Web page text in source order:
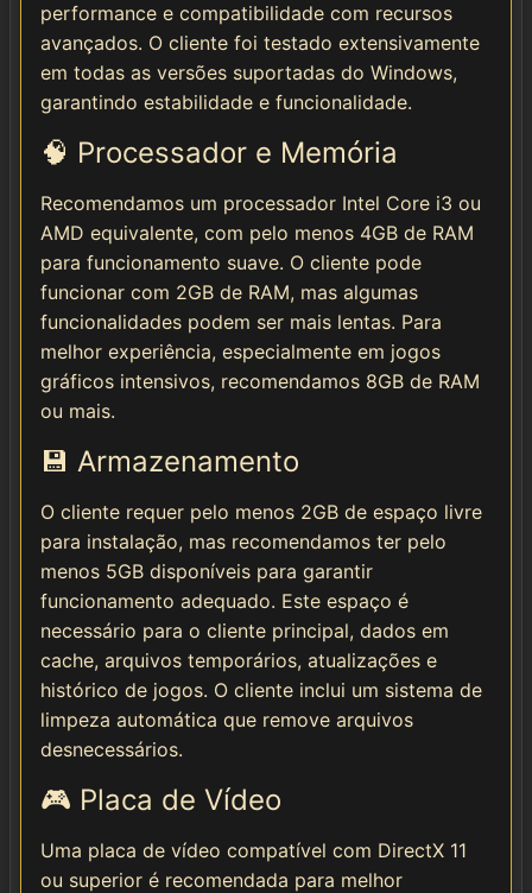
performance e compatibilidade com recursos
avançados. O cliente foi testado extensivamente
em todas as versões suportadas do Windows,
garantindo estabilidade e funcionalidade.
🧠 Processador e Memória
Recomendamos um processador Intel Core i3 ou
AMD equivalente, com pelo menos 4GB de RAM
para funcionamento suave. O cliente pode
funcionar com 2GB de RAM, mas algumas
funcionalidades podem ser mais lentas. Para
melhor experiência, especialmente em jogos
gráficos intensivos, recomendamos 8GB de RAM
ou mais.
💾 Armazenamento
O cliente requer pelo menos 2GB de espaço livre
para instalação, mas recomendamos ter pelo
menos 5GB disponíveis para garantir
funcionamento adequado. Este espaço é
necessário para o cliente principal, dados em
cache, arquivos temporários, atualizações e
histórico de jogos. O cliente inclui um sistema de
limpeza automática que remove arquivos
desnecessários.
🎮 Placa de Vídeo
Uma placa de vídeo compatível com DirectX 11
ou superior é recomendada para melhor